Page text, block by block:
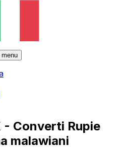
- Converti Rupie
malawiani